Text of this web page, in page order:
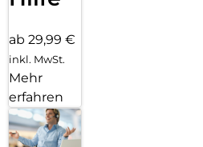
ab 29,99 €
inkl. MwSt.
Mehr
erfahren